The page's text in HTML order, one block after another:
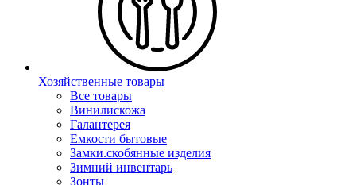
Хозяйственные товары
Все товары
Винилискожа
Галантерея
Емкости бытовые
Замки.скобянные изделия
Зимний инвентарь
Зонты